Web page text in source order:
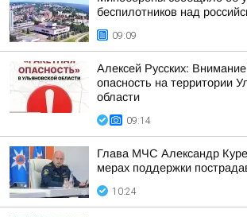
беспилотников над
09:09
Алексей Русских:
опасность на территории
области
09:14
Глава МЧС Александр
мерах поддержки
10:24